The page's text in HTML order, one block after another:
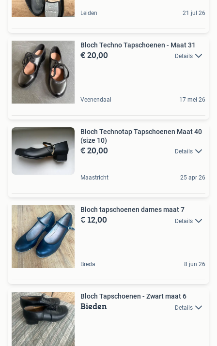
Leiden 21 jul 26
Bloch Techno Tapschoenen - Maat 31
€ 20,00 Details
Veenendaal 17 mei 26
Bloch Technotap Tapschoenen Maat 40
(size 10)
€ 20,00 Details
Maastricht 25 apr 26
Bloch tapschoenen dames maat 7
€ 12,00 Details
Breda 8 jun 26
Bloch Tapschoenen - Zwart maat 6
Bieden Details